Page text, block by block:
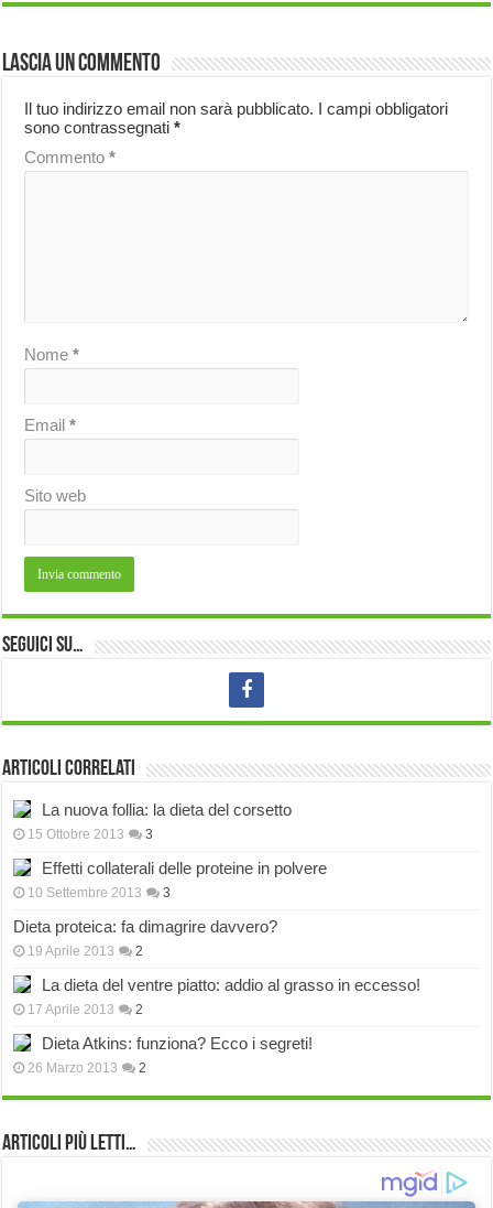
Lascia un commento
Il tuo indirizzo email non sarà pubblicato. I campi obbligatori
sono contrassegnati*
Commento*
Nome*
Email*
Sito web
Seguici su…
Articoli correlati
La nuova follia: la dieta del corsetto
15 Ottobre 2013 3
Effetti collaterali delle proteine in polvere
10 Settembre 2013 3
Dieta proteica: fa dimagrire davvero?
19 Aprile 2013 2
La dieta del ventre piatto: addio al grasso in eccesso!
17 Aprile 2013 2
Dieta Atkins: funziona? Ecco i segreti!
26 Marzo 2013 2
Articoli più Letti…